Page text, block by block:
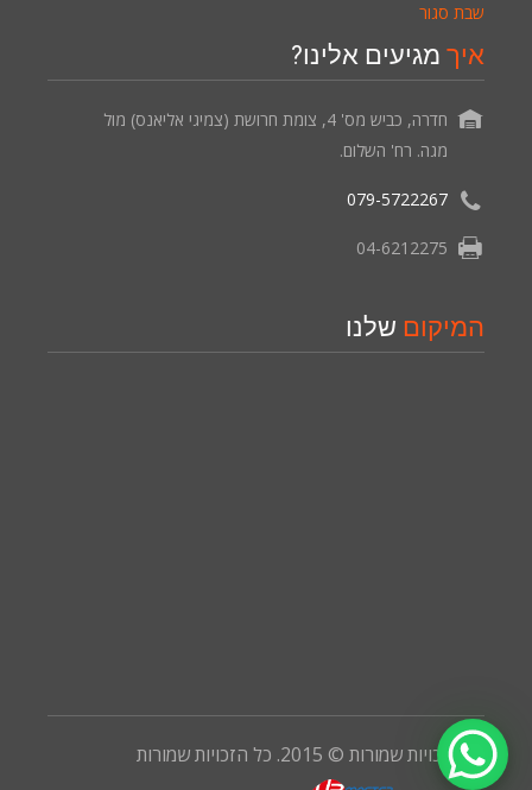
שבת סגור
איך מגיעים אלינו?
חדרה, כביש מס' 4, צומת חרושת (צמיגי אליאנס) מול
מגה. רח' השלום.
079-5722267
04-6212275
המיקום שלנו
כל הזכויות שמורות © 2015. כל הזכויות שמורות